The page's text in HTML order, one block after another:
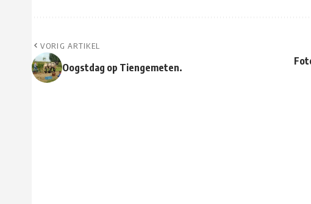
VORIG ARTIKEL
Oogstdag op Tiengemeten.